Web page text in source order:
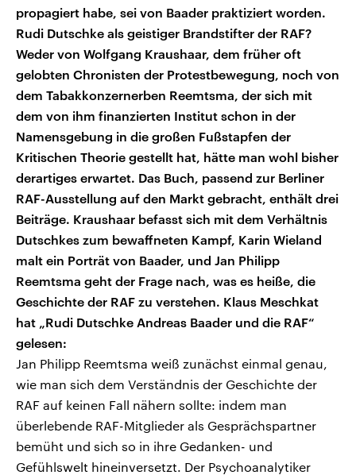
propagiert habe, sei von Baader praktiziert worden.
Rudi Dutschke als geistiger Brandstifter der RAF?
Weder von Wolfgang Kraushaar, dem früher oft
gelobten Chronisten der Protestbewegung, noch von
dem Tabakkonzernerben Reemtsma, der sich mit
dem von ihm finanzierten Institut schon in der
Namensgebung in die großen Fußstapfen der
Kritischen Theorie gestellt hat, hätte man wohl bisher
derartiges erwartet. Das Buch, passend zur Berliner
RAF-Ausstellung auf den Markt gebracht, enthält drei
Beiträge. Kraushaar befasst sich mit dem Verhältnis
Dutschkes zum bewaffneten Kampf, Karin Wieland
malt ein Porträt von Baader, und Jan Philipp
Reemtsma geht der Frage nach, was es heiße, die
Geschichte der RAF zu verstehen. Klaus Meschkat
hat „Rudi Dutschke Andreas Baader und die RAF“
gelesen:
Jan Philipp Reemtsma weiß zunächst einmal genau,
wie man sich dem Verständnis der Geschichte der
RAF auf keinen Fall nähern sollte: indem man
überlebende RAF-Mitglieder als Gesprächspartner
bemüht und sich so in ihre Gedanken- und
Gefühlswelt hineinversetzt. Der Psychoanalytiker